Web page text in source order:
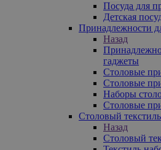
Посуда для
Детская
Принадлежности
Назад
гаджеты
Столовые
Столовые
Наборы
Столовые
Столовый текстиль
Назад
Столовый